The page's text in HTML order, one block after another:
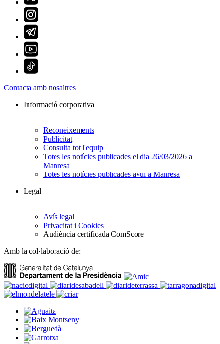
Contacta amb nosaltres
Informació corporativa
Reconeixements
Publicitat
Consulta tot l'equip
Totes les notícies publicades el dia 26/03/2026 a
Manresa
Totes les notícies publicades avui a Manresa
Legal
Avís legal
Privacitat i Cookies
Audiència certificada ComScore
Amb la col·laboració de: